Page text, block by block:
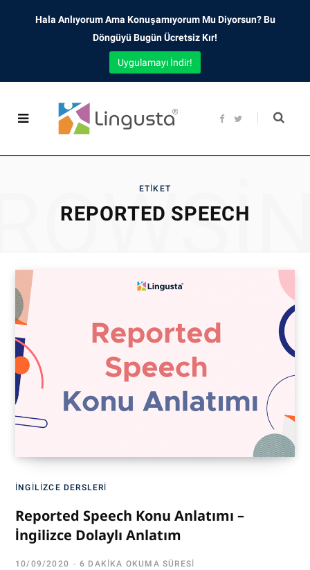
F
b
t
ETIKET
REPORTED SPEECH
İNGILIZCE DERSLERI
Reported Speech Konu Anlatımı –
İngilizce Dolaylı Anlatım
10/09/2020 6 DAKIKA OKUMA SÜRESI
Hala Anlıyorum Ama Konuşamıyorum Mu Diyorsun? Bu
Döngüyü Bugün Ücretsiz Kır!
Uygulamayı İndir!